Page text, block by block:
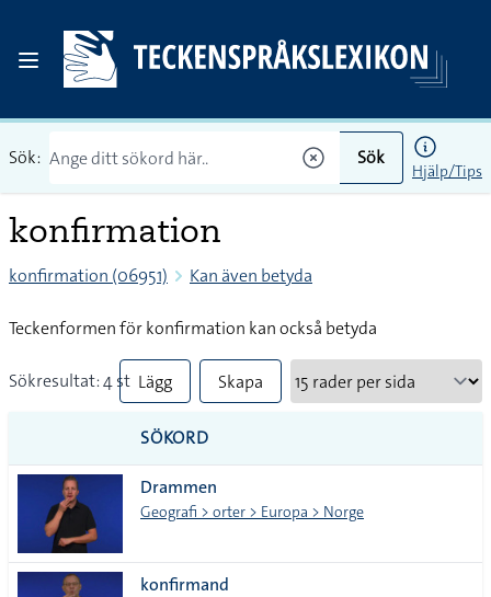
Sök: Sök
Hjälp/Tips
konfirmation
konfirmation (06951) Kan även betyda
Teckenformen för konfirmation kan också betyda
Sökresultat: 4 st Lägg
till
alla i
lista
Skapa
SÖKORD
Drammen
Geografi > orter > Europa > Norge
konfirmand